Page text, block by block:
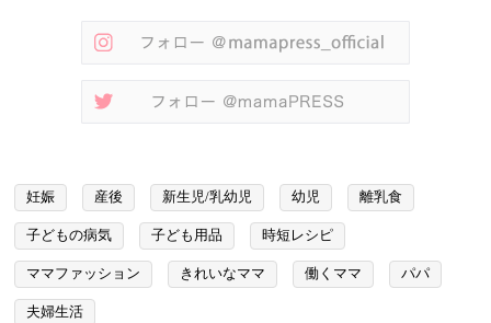
妊娠 産後 新生児/乳幼児 幼児 離乳食
子どもの病気 子ども用品 時短レシピ
ママファッション きれいなママ 働くママ パパ
夫婦生活